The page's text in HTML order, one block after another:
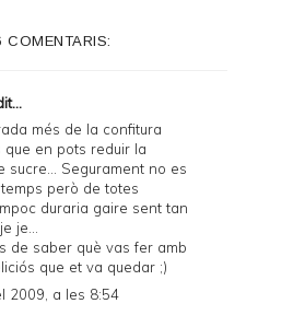
COMENTARIS:
més de la confitura
que en pots reduir la
sucre... Segurament no es
però de totes
duraria gaire sent tan
je...
de saber què vas fer amb
que et va quedar ;)
2009, a les 8:54